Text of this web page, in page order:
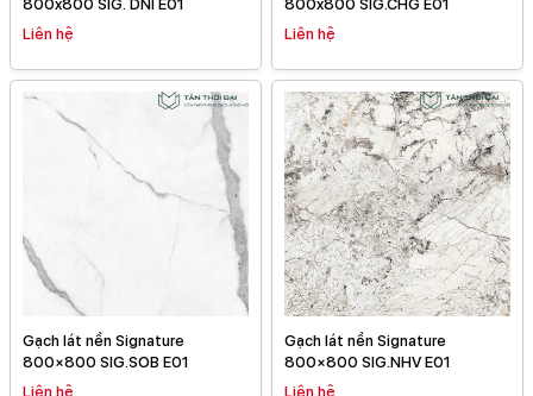
800x800 SIG. DNI E01
Liên hệ
800x800 SIG.CHG E01
Liên hệ
Gạch lát nền Signature
800×800 SIG.SOB E01
Liên hệ
Gạch lát nền Signature
800×800 SIG.NHV E01
Liên hệ